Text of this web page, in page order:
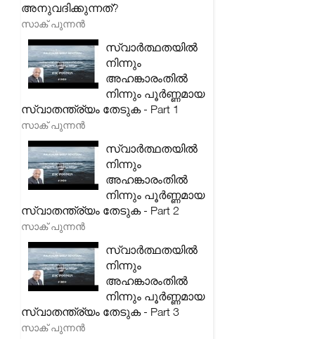
അനുവദിക്കുന്നത്?
സാക് പുന്നൻ
സ്വാർത്ഥതയിൽ
നിന്നും
അഹങ്കാരംതിൽ
നിന്നും പൂർണ്ണമായ
സ്വാതന്ത്ര്യം തേടുക - Part 1
സാക് പുന്നൻ
സ്വാർത്ഥതയിൽ
നിന്നും
അഹങ്കാരംതിൽ
നിന്നും പൂർണ്ണമായ
സ്വാതന്ത്ര്യം തേടുക - Part 2
സാക് പുന്നൻ
സ്വാർത്ഥതയിൽ
നിന്നും
അഹങ്കാരംതിൽ
നിന്നും പൂർണ്ണമായ
സ്വാതന്ത്ര്യം തേടുക - Part 3
സാക് പുന്നൻ